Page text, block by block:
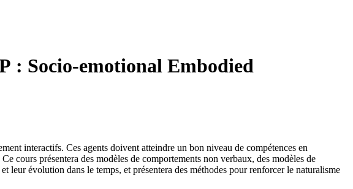
: Socio-emotional Embodied
interactifs. Ces agents doivent atteindre un bon niveau de compétences en
cours présentera des modèles de comportements non verbaux, des modèles de
évolution dans le temps, et présentera des méthodes pour renforcer le naturalisme